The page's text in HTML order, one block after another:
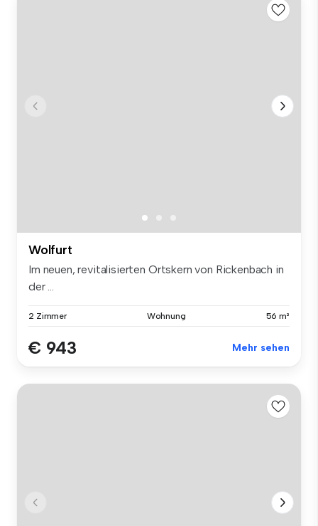
Wolfurt
Im neuen, revitalisierten Ortskern von Rickenbach in
der ...
2 Zimmer Wohnung 56 m²
€ 943 Mehr sehen